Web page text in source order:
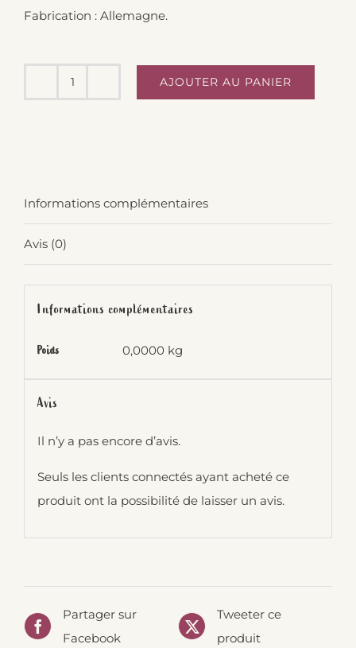
Fabrication : Allemagne.
FSC
AJOUTER AU PANIER
Informations complémentaires
Avis (0)
Informations complémentaires
Poids 0,0000 kg
Avis
Il n’y a pas encore d’avis.
Seuls les clients connectés ayant acheté ce
produit ont la possibilité de laisser un avis.
Partager sur
Facebook
Tweeter ce
produit